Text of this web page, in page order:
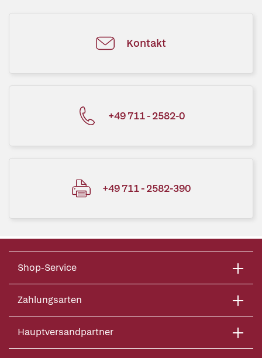
Kontakt
+49 711 - 2582-0
+49 711 - 2582-390
Shop-Service
Zahlungsarten
Hauptversandpartner